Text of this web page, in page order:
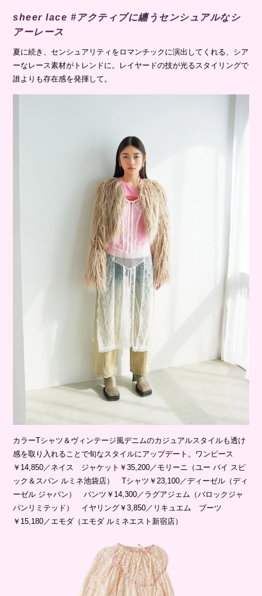
sheer lace #アクティブに纏うセンシュアルなシ
アーレース
夏に続き、センシュアリティをロマンチックに演出してくれる、シア
ーなレース素材がトレンドに。レイヤードの技が光るスタイリングで
誰よりも存在感を発揮して。
カラーTシャツ＆ヴィンテージ風デニムのカジュアルスタイルも透け
感を取り入れることで旬なスタイルにアップデート。ワンピース
￥14,850／ネイス ジャケット￥35,200／モリーニ（ユー バイ スピ
ック＆スパン ルミネ池袋店） Tシャツ￥23,100／ディーゼル（ディ
ーゼル ジャパン） パンツ￥14,300／ラグアジェム（バロックジャ
パンリミテッド） イヤリング￥3,850／リキュエム ブーツ
￥15,180／エモダ（エモダ ルミネエスト新宿店）